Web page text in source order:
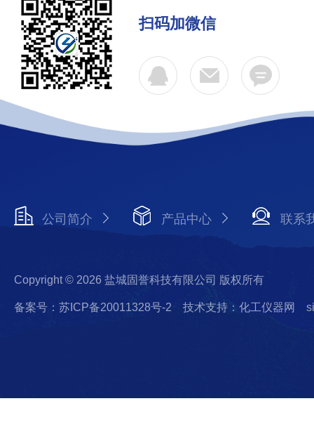
扫码加微信
公司简介 产品中心 联系
Copyright © 2026 盐城固誉科技有限公司 版权所有
备案号：苏ICP备20011328号-2 技术支持：化工仪器网